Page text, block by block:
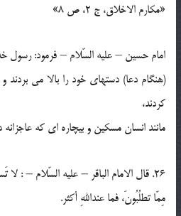
«مكارم الاخلاق، ج 2، ص 8»
امام حسين – عليه السّلام – فرمود: رسول
(هنگام دعا) دستهاي خود را بالا مي
كردند،
مانند انسان مسكين و بيچاره اي كه
26. قال الامام الباقر – عليه السّلام – : لا تَستَكْثِروُا شيئاً
مِمّا تطلُبُونَ، فما عنداللهِ أكثر.